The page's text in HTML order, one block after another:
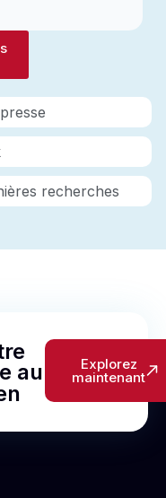
recherches
au
Explorez
maintenant